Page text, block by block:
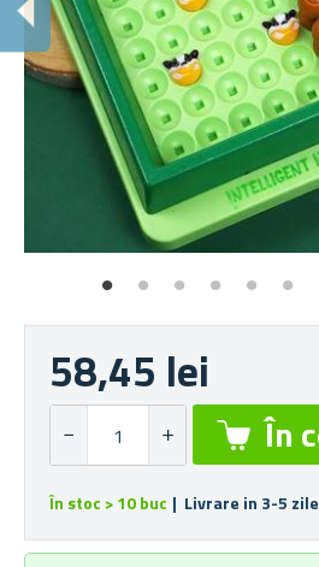
58,45 lei
În stoc > 10 buc | Livrare in 3-5 zile